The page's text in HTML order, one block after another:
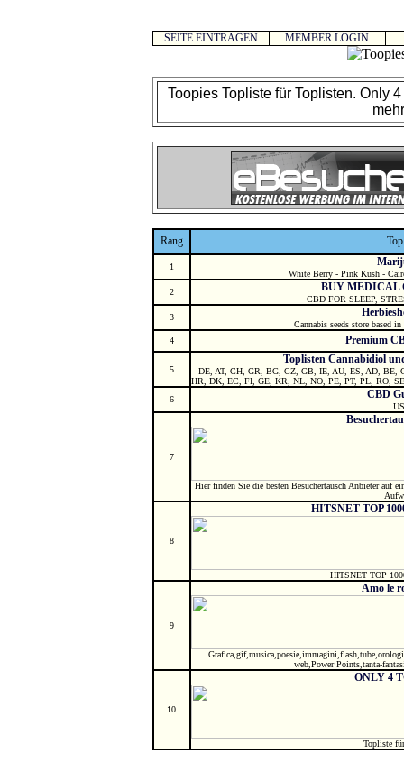
SEITE EINTRAGEN MEMBER LOGIN
Toopies Topliste für Toplisten. Only
Rang
1
White Berry - Pink Kush -
2
BUY MEDICAL
CBD FOR SLEEP,
3
Cannabis seeds store based
4
Premium
5
Toplisten Cannabidiol
DE, AT, CH, GR, BG, CZ, GB, IE, AU, ES, AD,
HR, DK, EC, FI, GE, KR, NL, NO, PE, PT, PL, RO,
6
CBD
7
Hier finden Sie die besten Besuchertausch Anbieter auf
8
HITSNET TOP
HITSNET TOP
9
Amo le
web,Power Points,tanta-
10
ONLY 4
Topliste